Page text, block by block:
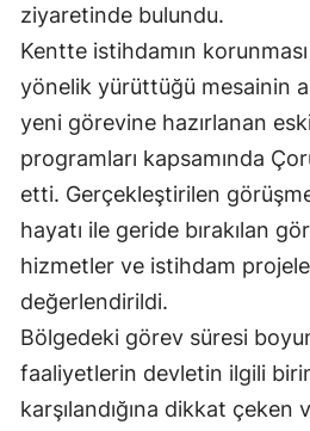
ziyaretinde bulundu.
Kentte istihdamın korunması
yönelik yürüttüğü mesainin
yeni görevine hazırlanan
programları kapsamında
etti. Gerçekleştirilen
hayatı ile geride bırakılan
hizmetler ve istihdam
değerlendirildi.
Bölgedeki görev süresi
faaliyetlerin devletin ilgili
karşılandığına dikkat çeken